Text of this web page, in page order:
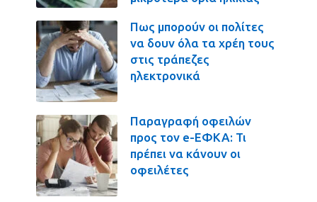
Πως μπορούν οι πολίτες
να δουν όλα τα χρέη τους
στις τράπεζες
ηλεκτρονικά
Παραγραφή οφειλών
προς τον e-ΕΦΚΑ: Τι
πρέπει να κάνουν οι
οφειλέτες